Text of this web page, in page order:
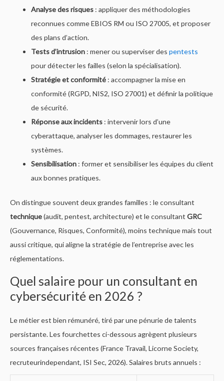
Analyse des risques : appliquer des méthodologies
reconnues comme EBIOS RM ou ISO 27005, et proposer
des plans d’action.
Tests d’intrusion : mener ou superviser despentests
pour détecter les failles (selon la spécialisation).
Stratégie et conformité : accompagner la mise en
conformité (RGPD, NIS2, ISO 27001) et définir la politique
de sécurité.
Réponse aux incidents : intervenir lors d’une
cyberattaque, analyser les dommages, restaurer les
systèmes.
Sensibilisation : former et sensibiliser les équipes du client
aux bonnes pratiques.
On distingue souvent deux grandes familles : le consultant
technique(audit, pentest, architecture) et le consultant GRC
(Gouvernance, Risques, Conformité), moins technique mais tout
aussi critique, qui aligne la stratégie de l’entreprise avec les
réglementations.
Quel salaire pour un consultant en
cybersécurité en 2026 ?
Le métier est bien rémunéré, tiré par une pénurie de talents
persistante. Les fourchettes ci-dessous agrègent plusieurs
sources françaises récentes (France Travail, Licorne Society,
recruteurindependant, ISI Sec, 2026). Salaires bruts annuels :